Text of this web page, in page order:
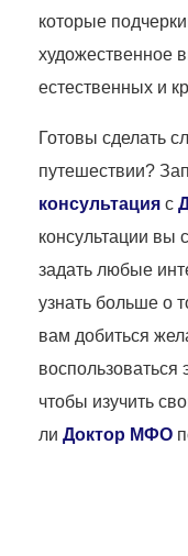
которые
художественное
естественных и
Готовы сделать
путешествии?
консультация с
консультации вы
задать любые
узнать больше о
вам добиться
воспользоваться
чтобы изучить
ли Доктор МФО